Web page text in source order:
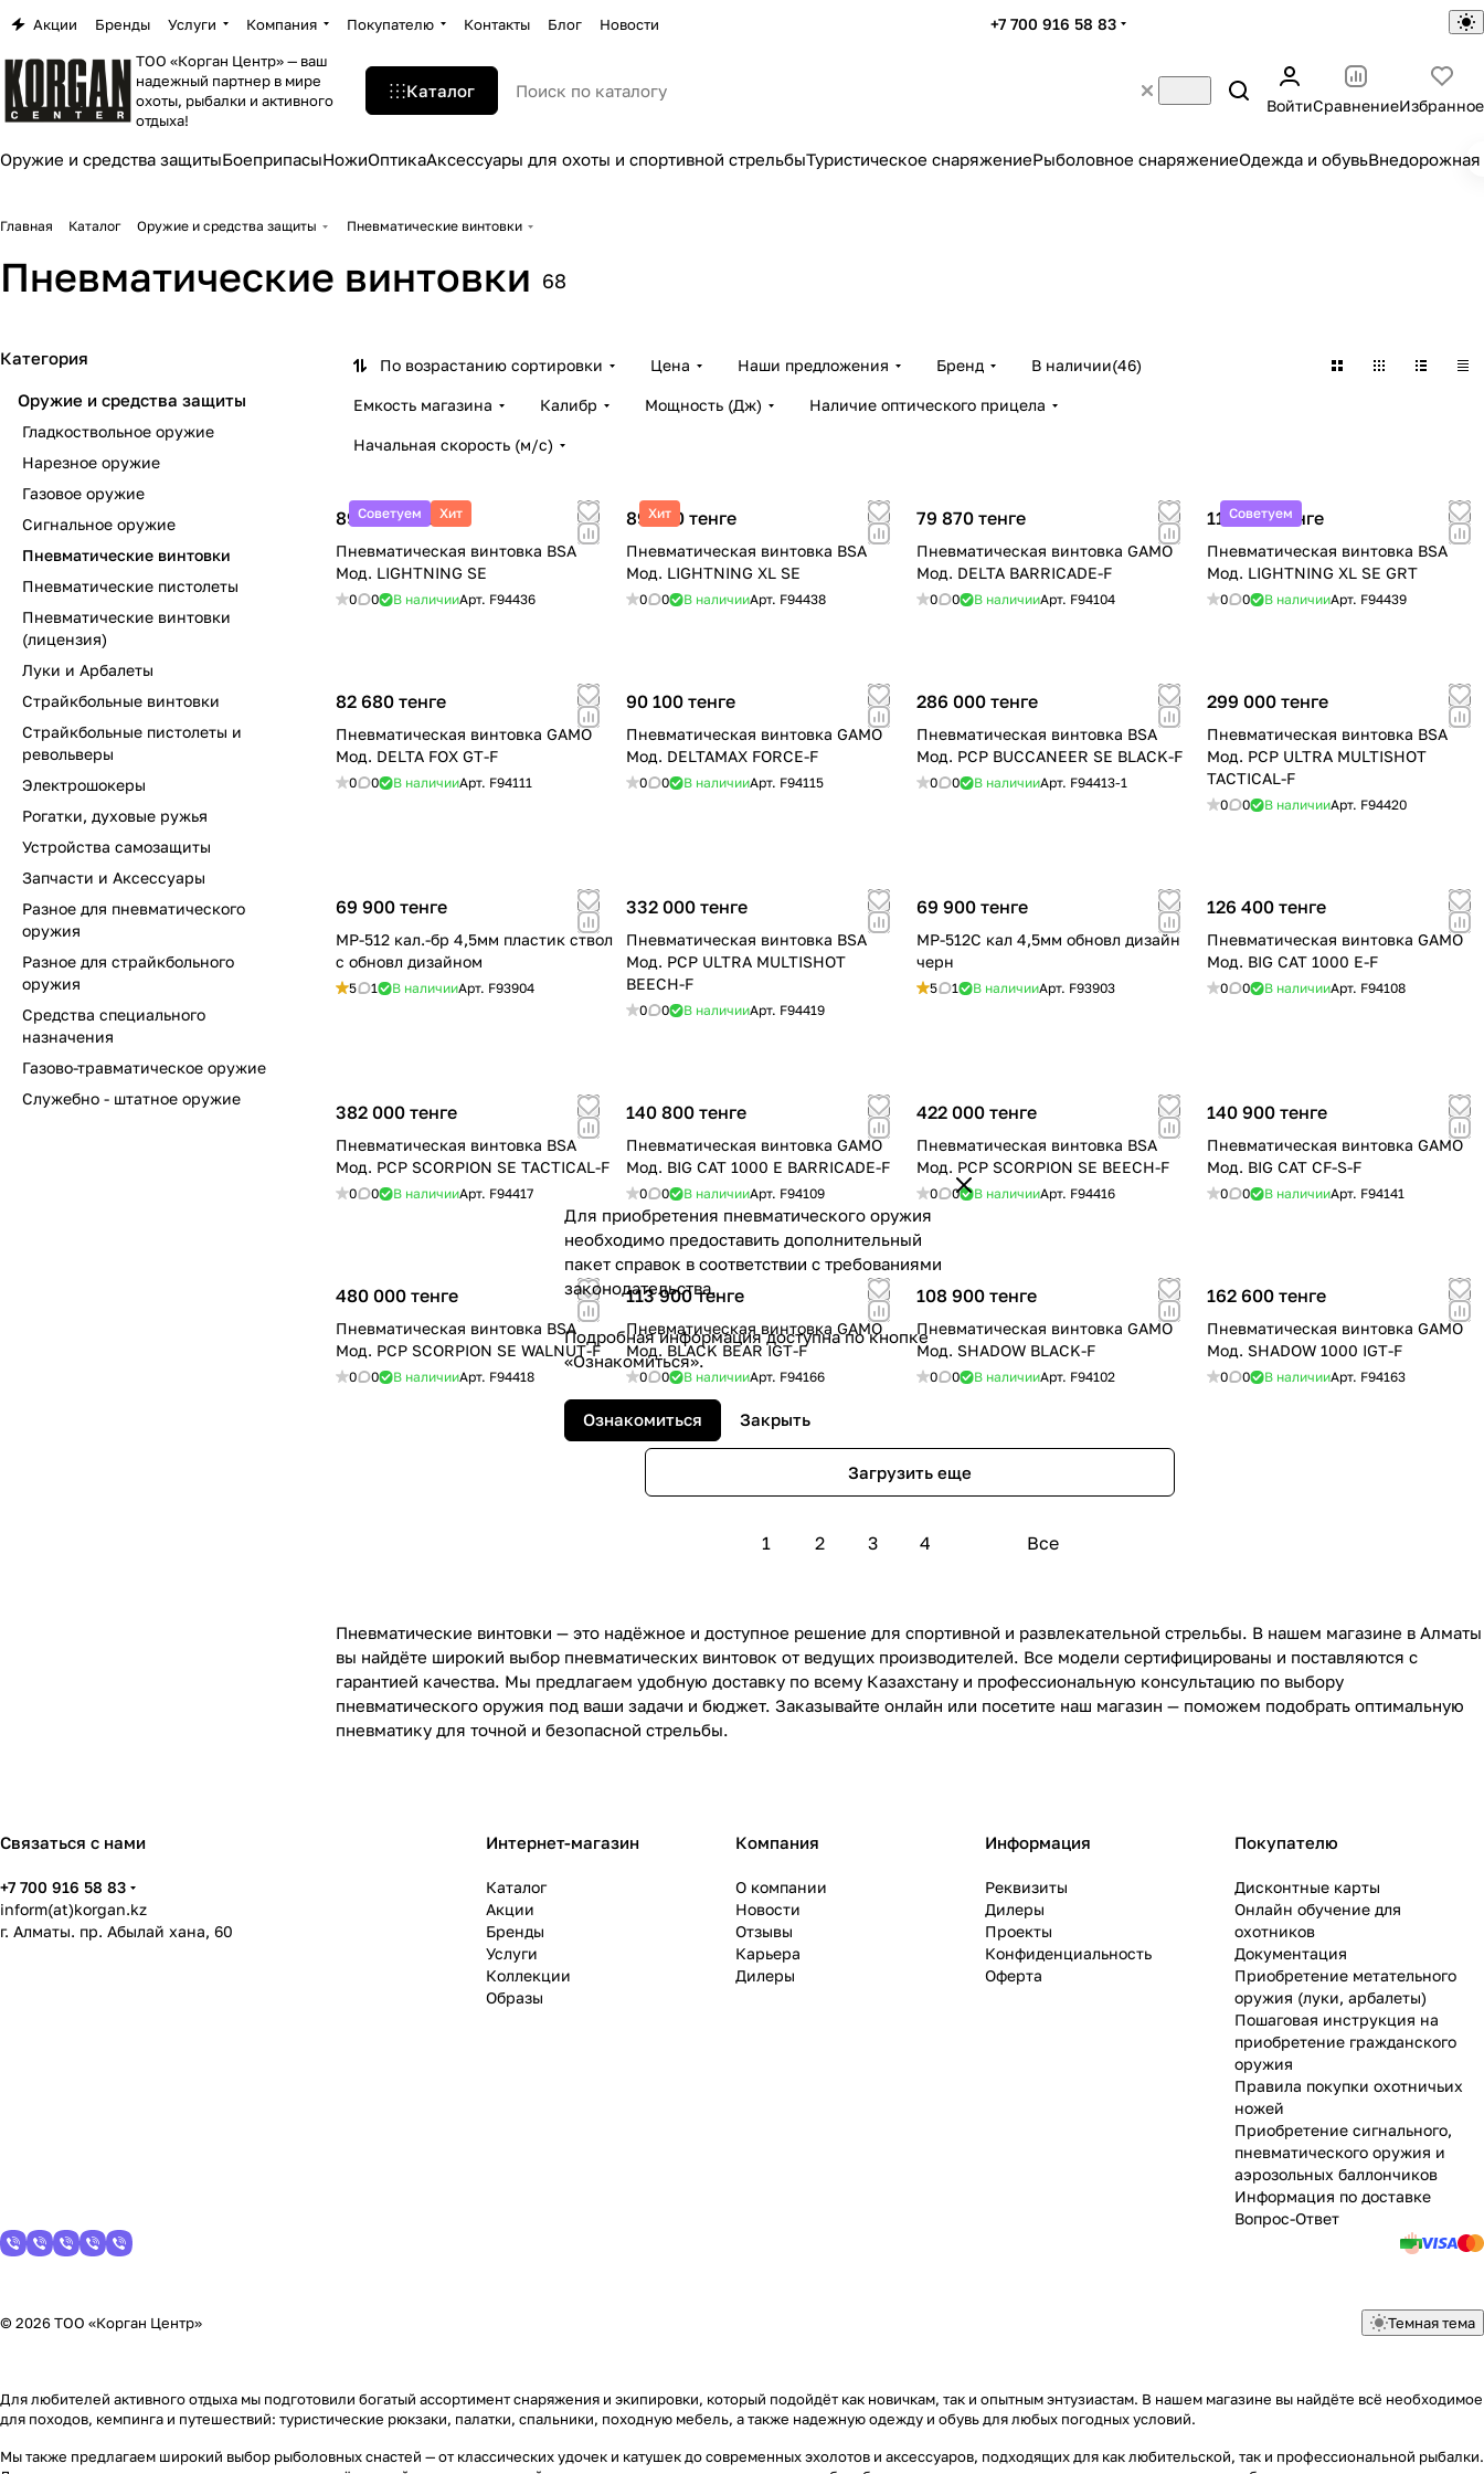
Акции Бренды Услуги Компания Покупателю Контакты Блог Новости +7 700 916 58 83
ТОО «Корган Центр» — ваш
надежный партнер в мире
охоты, рыбалки и активного
отдыха!
Каталог
ВойтиСравнениеИзбранное
Оружие и средства защитыБоеприпасыНожиОптикаАксессуары для охоты и спортивной стрельбыТуристическое снаряжениеРыболовное снаряжениеОдежда и обувьВнедорожная
Главная Каталог Оружие и средства защиты Пневматические винтовки
Пневматические винтовки 68
По возрастанию сортировки Цена Наши предложения Бренд В наличии(46)
Емкость магазина Калибр Мощность (Дж) Наличие оптического прицела
Начальная скорость (м/с)
Советуем Хит
89 700 тенге
Пневматическая винтовка BSA
Мод. LIGHTNING SE
0 0 В наличииАрт. F94436
Хит
89 700 тенге
Пневматическая винтовка BSA
Мод. LIGHTNING XL SE
0 0 В наличииАрт. F94438
79 870 тенге
Пневматическая винтовка GAMO
Мод. DELTA BARRICADE-F
0 0 В наличииАрт. F94104
Советуем
112 000 тенге
Пневматическая винтовка BSA
Мод. LIGHTNING XL SE GRT
0 0 В наличииАрт. F94439
82 680 тенге
Пневматическая винтовка GAMO
Мод. DELTA FOX GT-F
0 0 В наличииАрт. F94111
90 100 тенге
Пневматическая винтовка GAMO
Мод. DELTAMAX FORCE-F
0 0 В наличииАрт. F94115
286 000 тенге
Пневматическая винтовка BSA
Мод. PСP BUCCANEER SE BLACK-F
0 0 В наличииАрт. F94413-1
299 000 тенге
Пневматическая винтовка BSA
Мод. PСP ULTRA MULTISHOT
TACTICAL-F
0 0 В наличииАрт. F94420
69 900 тенге
МР-512 кал.-бр 4,5мм пластик ствол
с обновл дизайном
5 1 В наличииАрт. F93904
332 000 тенге
Пневматическая винтовка BSA
Мод. PСP ULTRA MULTISHOT
BEECH-F
0 0 В наличииАрт. F94419
69 900 тенге
МР-512С кал 4,5мм обновл дизайн
черн
5 1 В наличииАрт. F93903
126 400 тенге
Пневматическая винтовка GAMO
Мод. BIG CAT 1000 E-F
0 0 В наличииАрт. F94108
382 000 тенге
Пневматическая винтовка BSA
Мод. PСP SCORPION SE TACTICAL-F
0 0 В наличииАрт. F94417
140 800 тенге
Пневматическая винтовка GAMO
Мод. BIG CAT 1000 E BARRICADE-F
0 0 В наличииАрт. F94109
422 000 тенге
Пневматическая винтовка BSA
Мод. PСP SCORPION SE BEECH-F
0 0 В наличииАрт. F94416
140 900 тенге
Пневматическая винтовка GAMO
Мод. BIG CAT CF-S-F
0 0 В наличииАрт. F94141
480 000 тенге
Пневматическая винтовка BSA
Мод. PСP SCORPION SE WALNUT-F
0 0 В наличииАрт. F94418
113 900 тенге
Пневматическая винтовка GAMO
Мод. BLACK BEAR IGT-F
0 0 В наличииАрт. F94166
108 900 тенге
Пневматическая винтовка GAMO
Мод. SHADOW BLACK-F
0 0 В наличииАрт. F94102
162 600 тенге
Пневматическая винтовка GAMO
Мод. SHADOW 1000 IGT-F
0 0 В наличииАрт. F94163
Загрузить еще
1 2 3 4 Все
Пневматические винтовки — это надёжное и доступное решение для спортивной и развлекательной стрельбы. В нашем магазине в Алматы
вы найдёте широкий выбор пневматических винтовок от ведущих производителей. Все модели сертифицированы и поставляются с
гарантией качества. Мы предлагаем удобную доставку по всему Казахстану и профессиональную консультацию по выбору
пневматического оружия под ваши задачи и бюджет. Заказывайте онлайн или посетите наш магазин — поможем подобрать оптимальную
пневматику для точной и безопасной стрельбы.
Категория
Оружие и средства защиты
Гладкоствольное оружие
Нарезное оружие
Газовое оружие
Сигнальное оружие
Пневматические винтовки
Пневматические пистолеты
Пневматические винтовки
(лицензия)
Луки и Арбалеты
Страйкбольные винтовки
Страйкбольные пистолеты и
револьверы
Электрошокеры
Рогатки, духовые ружья
Устройства самозащиты
Запчасти и Аксессуары
Разное для пневматического
оружия
Разное для страйкбольного
оружия
Средства специального
назначения
Газово-травматическое оружие
Служебно - штатное оружие
Связаться с нами
+7 700 916 58 83
inform(at)korgan.kz
г. Алматы. пр. Абылай хана, 60
Интернет-магазин
Каталог
Акции
Бренды
Услуги
Коллекции
Образы
Компания
О компании
Новости
Отзывы
Карьера
Дилеры
Информация
Реквизиты
Дилеры
Проекты
Конфиденциальность
Оферта
Покупателю
Дисконтные карты
Онлайн обучение для
охотников
Документация
Приобретение метательного
оружия (луки, арбалеты)
Пошаговая инструкция на
приобретение гражданского
оружия
Правила покупки охотничьих
ножей
Приобретение сигнального,
пневматического оружия и
аэрозольных баллончиков
Информация по доставке
Вопрос-Ответ
© 2026 ТОО «Корган Центр» Темная тема
Для любителей активного отдыха мы подготовили богатый ассортимент снаряжения и экипировки, который подойдёт как новичкам, так и опытным энтузиастам. В нашем магазине вы найдёте всё необходимое
для походов, кемпинга и путешествий: туристические рюкзаки, палатки, спальники, походную мебель, а также надежную одежду и обувь для любых погодных условий.
Мы также предлагаем широкий выбор рыболовных снастей — от классических удочек и катушек до современных эхолотов и аксессуаров, подходящих для как любительской, так и профессиональной рыбалки.
Для приобретения пневматического оружия
необходимо предоставить дополнительный
пакет справок в соответствии с требованиями
законодательства.
Подробная информация доступна по кнопке
«Ознакомиться».
Ознакомиться Закрыть